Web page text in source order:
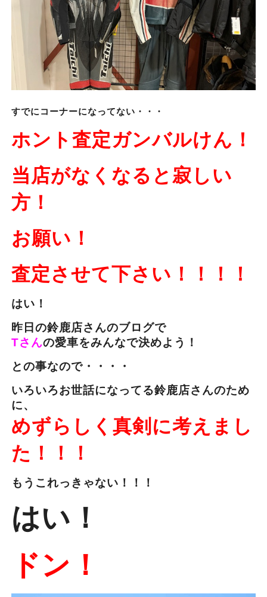
すでにコーナーになってない・・・
ホント査定ガンバルけん！
当店がなくなると寂しい
方！
お願い！
査定させて下さい！！！！
はい！
昨日の鈴鹿店さんのブログで
Tさんの愛車をみんなで決めよう！
との事なので・・・・
いろいろお世話になってる鈴鹿店さんのため
に、
めずらしく真剣に考えまし
た！！！
もうこれっきゃない！！！
はい！
ドン！